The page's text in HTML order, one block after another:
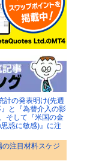
計の発表明け(先週
と『為替介入の影
そして『米国の金
惑に敏感)』に注
の注目材料スケジ